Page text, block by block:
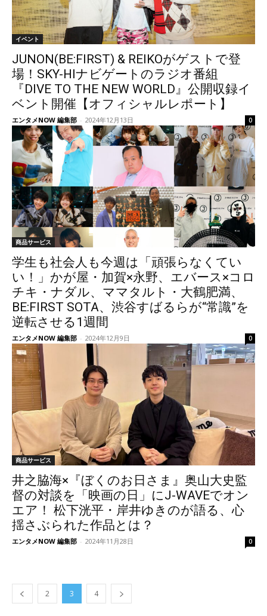
イベント
JUNON(BE:FIRST) & REIKOがゲストで登
場！SKY-HIナビゲートのラジオ番組
『DIVE TO THE NEW WORLD』公開収録イ
ベント開催【オフィシャルレポート】
エンタメNOW 編集部 - 2024年12月13日 0
商品サービス
学生も社会人も今週は「頑張らなくてい
い！」かが屋・加賀×永野、エバース×コロ
チキ・ナダル、ママタルト・大鶴肥満、
BE:FIRST SOTA、渋谷すばるらが“常識”を
逆転させる1週間
エンタメNOW 編集部 - 2024年12月9日 0
商品サービス
井之脇海×『ぼくのお日さま』奥山大史監
督の対談を「映画の日」にJ-WAVEでオン
エア！ 松下洸平・岸井ゆきのが語る、心
揺さぶられた作品とは？
エンタメNOW 編集部 - 2024年11月28日 0
2 3 4